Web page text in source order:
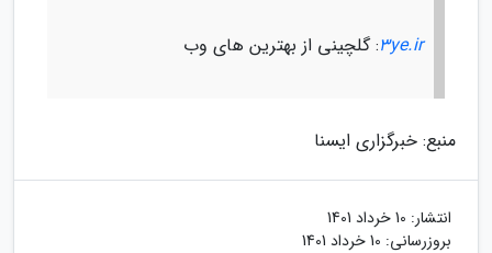
3ye.ir: گلچینی از بهترین های وب
منبع: خبرگزاری ایسنا
انتشار: 10 خرداد 1401
بروزرسانی: 10 خرداد 1401